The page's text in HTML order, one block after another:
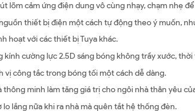
lõm cảm ứng điện dung vô cùng nhạy, chạm nhẹ
thiết bị điện một cách tự động theo ý muốn,
hoạt với các thiết bị Tuya khác.
kính cường lực 2.5D sáng bóng không trầy xước, thời
vị công tắc trong bóng tối một cách dễ dàng.
minh làm tăng giá trị cho ngôi nhà thân yêu
lo lắng nữa khi ra nhà mà quên tắt hệ thống đèn.